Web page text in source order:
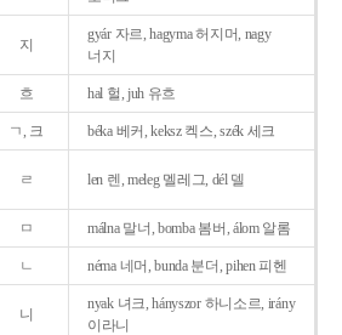
지
gyár 자르, hagyma 허지머, nagy
너지
흐 hal 헐, juh 유흐
ㄱ, 크 béka 베커, keksz 켁스, szék 세크
ㄹ len 렌, meleg 멜레그, dél 델
ㅁ málna 말너, bomba 봄버, álom 알롬
ㄴ néma 네머, bunda 분더, pihen 피헨
니
nyak 녀크, hányszor 하니소르, irány
이라니